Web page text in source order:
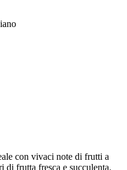
con vivaci note di frutti a
di frutta fresca e succulenta.